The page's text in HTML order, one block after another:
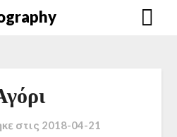
στις 2018-04-21